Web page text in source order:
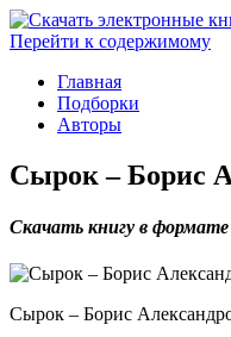
Перейти к содержимому
Главная
Подборки
Авторы
Сырок – Борис
Скачать книгу в
Сырок – Борис